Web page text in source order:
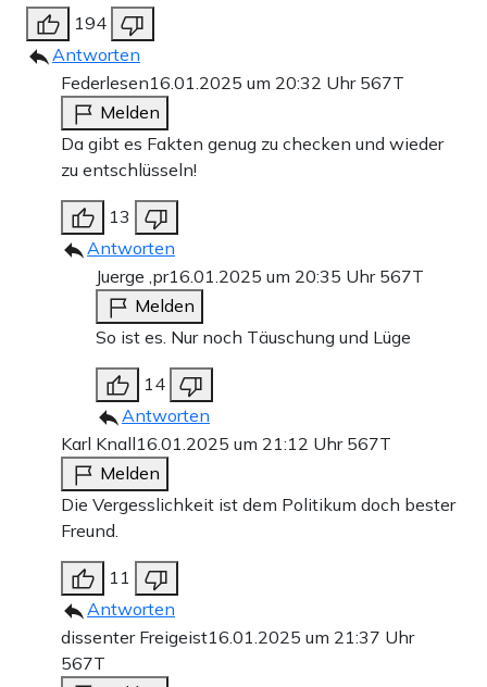
194
Antworten
Federlesen16.01.2025 um 20:32 Uhr 567T
Melden
Da gibt es Fakten genug zu checken und wieder
zu entschlüsseln!
13
Antworten
Juerge ,pr16.01.2025 um 20:35 Uhr 567T
Melden
So ist es. Nur noch Täuschung und Lüge
14
Antworten
Karl Knall16.01.2025 um 21:12 Uhr 567T
Melden
Die Vergesslichkeit ist dem Politikum doch bester
Freund.
11
Antworten
dissenter Freigeist16.01.2025 um 21:37 Uhr
567T